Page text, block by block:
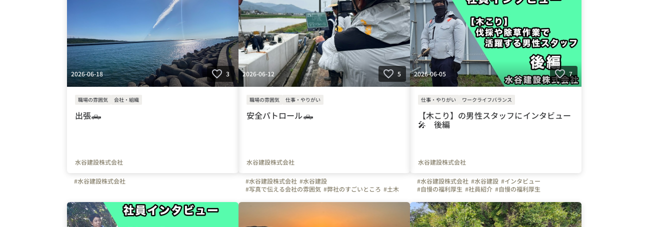
2026-06-18 3
職場の雰囲気 会社・組織
出張🛻
水谷建設株式会社
#水谷建設株式会社
2026-06-12 5
職場の雰囲気 仕事・やりがい
安全パトロール🛻
水谷建設株式会社
#水谷建設株式会社 #水谷建設
#写真で伝える会社の雰囲気 #弊社のすごいところ #土木
#やりがいを感じる瞬間
2026-06-05 7
仕事・やりがい ワークライフバランス
【木こり】の男性スタッフにインタビュー
🎤 後編
水谷建設株式会社
#水谷建設株式会社 #水谷建設 #インタビュー
#自慢の福利厚生 #社員紹介 #自慢の福利厚生
#熊本県 #写真で伝える会社の雰囲気